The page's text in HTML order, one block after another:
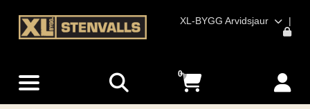
XL-BYGG Arvidsjaur |
0